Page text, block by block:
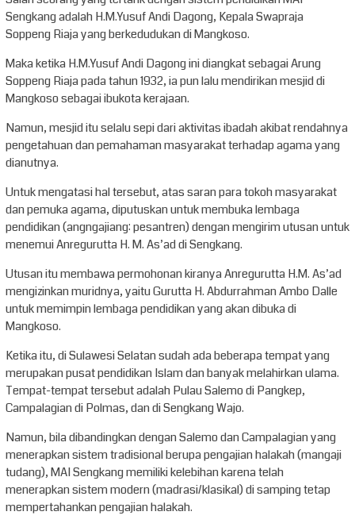
Sengkang adalah H.M.Yusuf Andi Dagong, Kepala Swapraja
Soppeng Riaja yang berkedudukan di Mangkoso.
Maka ketika H.M.Yusuf Andi Dagong ini diangkat sebagai Arung
Soppeng Riaja pada tahun 1932, ia pun lalu mendirikan mesjid di
Mangkoso sebagai ibukota kerajaan.
Namun, mesjid itu selalu sepi dari aktivitas ibadah akibat rendahnya
pengetahuan dan pemahaman masyarakat terhadap agama yang
dianutnya.
Untuk mengatasi hal tersebut, atas saran para tokoh masyarakat
dan pemuka agama, diputuskan untuk membuka lembaga
pendidikan (angngajiang: pesantren) dengan mengirim utusan untuk
menemui Anregurutta H. M. As’ad di Sengkang.
Utusan itu membawa permohonan kiranya Anregurutta H.M. As’ad
mengizinkan muridnya, yaitu Gurutta H. Abdurrahman Ambo Dalle
untuk memimpin lembaga pendidikan yang akan dibuka di
Mangkoso.
Ketika itu, di Sulawesi Selatan sudah ada beberapa tempat yang
merupakan pusat pendidikan Islam dan banyak melahirkan ulama.
Tempat-tempat tersebut adalah Pulau Salemo di Pangkep,
Campalagian di Polmas, dan di Sengkang Wajo.
Namun, bila dibandingkan dengan Salemo dan Campalagian yang
menerapkan sistem tradisional berupa pengajian halakah (mangaji
tudang), MAI Sengkang memiliki kelebihan karena telah
menerapkan sistem modern (madrasi/klasikal) di samping tetap
mempertahankan pengajian halakah.